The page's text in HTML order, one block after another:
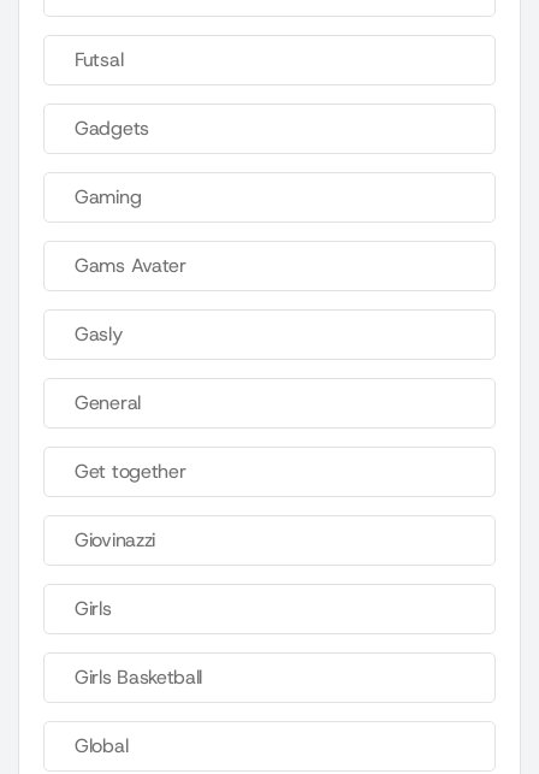
Futsal
Gadgets
Gaming
Gams Avater
Gasly
General
Get together
Giovinazzi
Girls
Girls Basketball
Global